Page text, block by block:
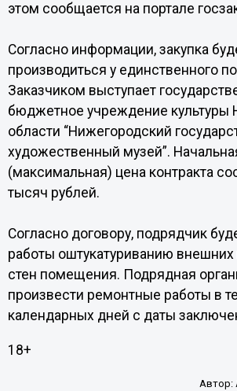
этом сообщается на портале
Согласно информации, закупка
производиться у единственного
Заказчиком выступает
бюджетное учреждение культуры
области “Нижегородский
художественный музей”.
(максимальная) цена контракта
тысяч рублей.
Согласно договору, подрядчик
работы оштукатуриванию внешних
стен помещения. Подрядная
произвести ремонтные работы в
календарных дней с даты
18+
Автор: